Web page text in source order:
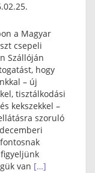
a Magyar
csepeli
Szállóján
hogy
– új
tisztálkodási
kekszekkel –
szoruló
van […]